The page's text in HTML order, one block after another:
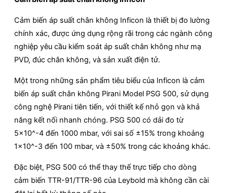
Cảm biến áp suất chân không Inficon là thiết bị đo lường
chính xác, được ứng dụng rộng rãi trong các ngành công
nghiệp yêu cầu kiểm soát áp suất chân không như mạ
PVD, đúc chân không, và sản xuất điện tử.
Một trong những sản phẩm tiêu biểu của Inficon là cảm
biến áp suất chân không Pirani Model PSG 500, sử dụng
công nghệ Pirani tiên tiến, với thiết kế nhỏ gọn và khả
năng kết nối nhanh chóng. PSG 500 có dải đo từ
5×10^-4 đến 1000 mbar, với sai số ±15% trong khoảng
1×10^-3 đến 100 mbar, và ±50% trong các khoảng khác.
Đặc biệt, PSG 500 có thể thay thế trực tiếp cho dòng
cảm biến TTR-91/TTR-96 của Leybold mà không cần cài